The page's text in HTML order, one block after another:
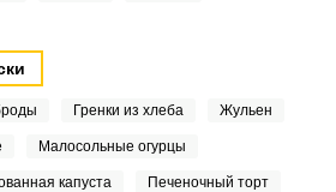
Гренки из хлеба Жульен
Малосольные огурцы
капуста Печеночный торт